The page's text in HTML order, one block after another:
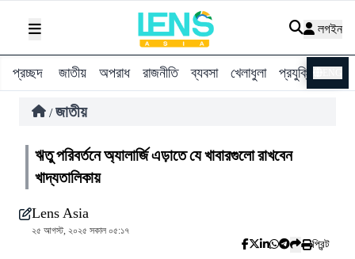
লগইন
প্রচ্ছদ জাতীয় অপরাধ রাজনীতি ব্যবসা খেলাধুলা প্রযুক্তি
/ জাতীয়
ঋতু পরিবর্তনে অ্যালার্জি এড়াতে যে খাবারগুলো রাখবেন
খাদ্যতালিকায়
Lens Asia
২৫ আগস্ট, ২০২৫ সকাল ০৫:১৭
প্রিন্ট